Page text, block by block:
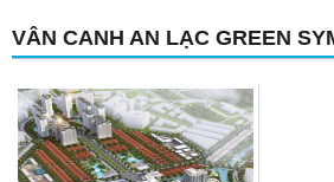
VÂN CANH AN LẠC GREEN